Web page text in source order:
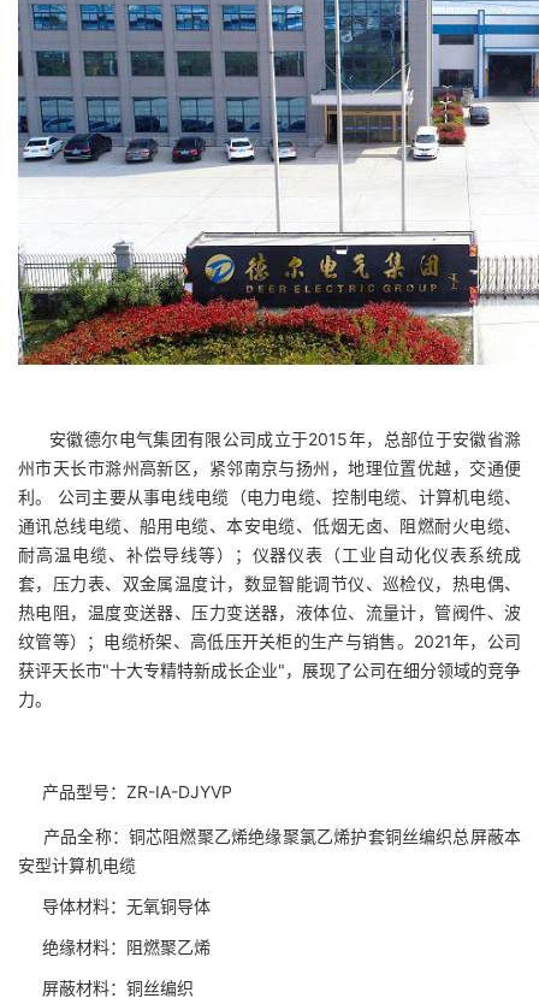
安徽德尔电气集团有限公司成立于2015年，总部位于安徽省滁
州市天长市滁州高新区，紧邻南京与扬州，地理位置优越，交通便
利。 公司主要从事电线电缆（电力电缆、控制电缆、计算机电缆、
通讯总线电缆、船用电缆、本安电缆、低烟无卤、阻燃耐火电缆、
耐高温电缆、补偿导线等）；仪器仪表（工业自动化仪表系统成
套，压力表、双金属温度计，数显智能调节仪、巡检仪，热电偶、
热电阻，温度变送器、压力变送器，液体位、流量计，管阀件、波
纹管等）；电缆桥架、高低压开关柜的生产与销售。2021年，公司
获评天长市"十大专精特新成长企业"，展现了公司在细分领域的竞争
力。
产品型号： ZR-IA-DJYVP
产品全称：铜芯阻燃聚乙烯绝缘聚氯乙烯护套铜丝编织总屏蔽本
安型计算机电缆
导体材料：无氧铜导体
绝缘材料：阻燃聚乙烯
屏蔽材料：铜丝编织